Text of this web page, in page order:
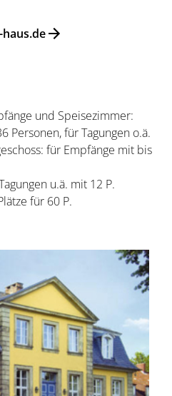
und Speisezimmer:
Personen, für Tagungen o.ä.
für Empfänge mit bis
u.ä. mit 12 P.
für 60 P.